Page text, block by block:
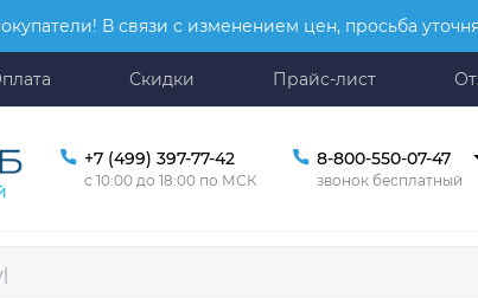
В связи с изменением цен, просьба
Скидки Прайс-лист
+7 (499) 397-77-42
с 10:00 до 18:00 по МСК
8-800-550-07-47
звонок бесплатный